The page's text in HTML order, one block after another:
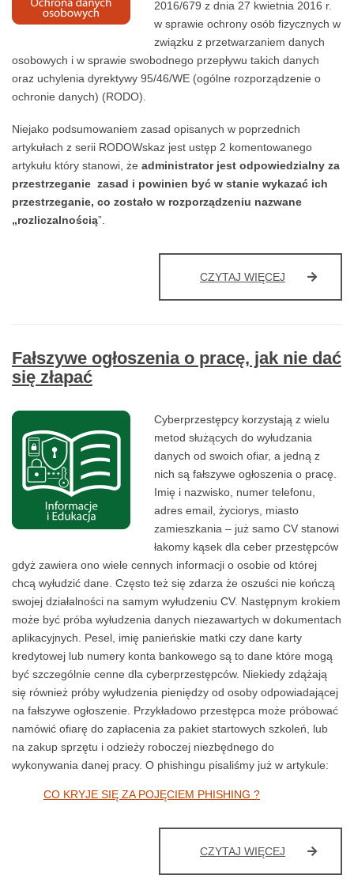
2016/679 z dnia 27 kwietnia 2016 r.
w sprawie ochrony osób fizycznych w
związku z przetwarzaniem danych
osobowych i w sprawie swobodnego przepływu takich danych
oraz uchylenia dyrektywy 95/46/WE (ogólne rozporządzenie o
ochronie danych) (RODO).
Niejako podsumowaniem zasad opisanych w poprzednich
artykułach z serii RODOWskaz jest ustęp 2 komentowanego
artykułu który stanowi, że administrator jest odpowiedzialny za
przestrzeganie zasad i powinien być w stanie wykazać ich
przestrzeganie, co zostało w rozporządzeniu nazwane
„rozliczalnością”.
CZYTAJ WIĘCEJ
Fałszywe ogłoszenia o pracę, jak nie dać
się złapać
Cyberprzestępcy korzystają z wielu
metod służących do wyłudzania
danych od swoich ofiar, a jedną z
nich są fałszywe ogłoszenia o pracę.
Imię i nazwisko, numer telefonu,
adres email, życiorys, miasto
zamieszkania – już samo CV stanowi
łakomy kąsek dla ceber przestępców
gdyż zawiera ono wiele cennych informacji o osobie od której
chcą wyłudzić dane. Często też się zdarza że oszuści nie kończą
swojej działalności na samym wyłudzeniu CV. Następnym krokiem
może być próba wyłudzenia danych niezawartych w dokumentach
aplikacyjnych. Pesel, imię panieńskie matki czy dane karty
kredytowej lub numery konta bankowego są to dane które mogą
być szczególnie cenne dla cyberprzestępców. Niekiedy zdążają
się również próby wyłudzenia pieniędzy od osoby odpowiadającej
na fałszywe ogłoszenie. Przykładowo przestępca może próbować
namówić ofiarę do zapłacenia za pakiet startowych szkoleń, lub
na zakup sprzętu i odzieży roboczej niezbędnego do
wykonywania danej pracy. O phishingu pisaliśmy już w artykule:
CO KRYJE SIĘ ZA POJĘCIEM PHISHING ?
CZYTAJ WIĘCEJ FAŁSZYWE